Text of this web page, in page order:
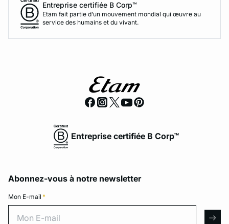
Entreprise certifiée B Corp™
Etam fait partie d’un mouvement mondial qui œuvre au
service des humains et du vivant.
Entreprise certifiée B Corp™
Abonnez-vous à notre newsletter
Mon E-mail *